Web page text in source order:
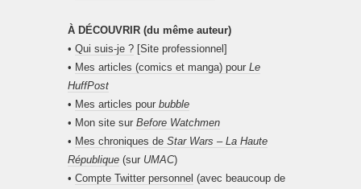
À DÉCOUVRIR (du même auteur)
• Qui suis-je ? [Site professionnel]
• Mes articles (comics et manga) pour Le
HuffPost
• Mes articles pour bubble
• Mon site sur Before Watchmen
• Mes chroniques de Star Wars – La Haute
République (sur UMAC)
• Compte Twitter personnel (avec beaucoup de